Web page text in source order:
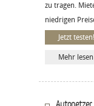
zu tragen.
niedrigen
Jetzt testen!
Mehr lesen
Autonetzer